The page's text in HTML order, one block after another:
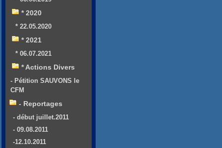
* 2020
* 22.05.2020
* 2021
* 06.07.2021
* Actions Divers
- Pétition SAUVONS le
CFM
- Reportages
- début juillet.2011
- 09.08.2011
-12.10.2011